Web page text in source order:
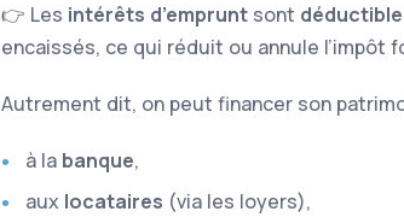
👉 Les intérêts d’emprunt sont
encaissés, ce qui réduit ou annule l’impôt
Autrement dit, on peut financer son
à la banque,
aux locataires (via les loyers),